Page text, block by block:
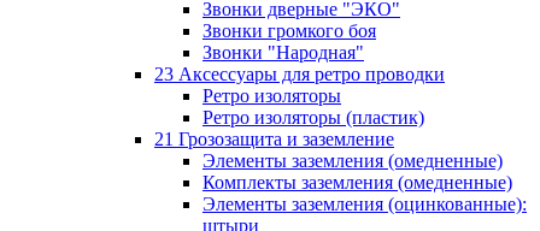
Звонки дверные "ЭКО"
Звонки громкого боя
Звонки "Народная"
23 Аксессуары для ретро проводки
Ретро изоляторы
Ретро изоляторы (пластик)
21 Грозозащита и заземление
Элементы заземления (омедненные)
Комплекты заземления (омедненные)
Элементы заземления (оцинкованные):
штыри